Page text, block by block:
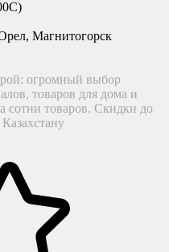
Магнитогорск
огромный выбор
товаров для дома и
сотни товаров. Скидки до